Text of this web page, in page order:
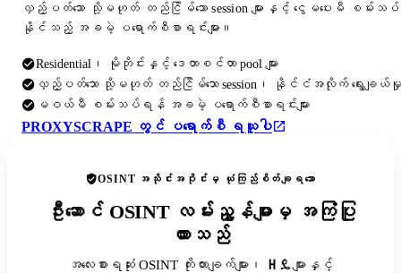
လှည့်ပတ်သော သို့မဟုတ် တည်ငြိမ်သော session များနှင့် ငွေမပေးမီ စမ်းသပ်
နိုင်သည့် အခမဲ့ ပရောက်စီစာရင်းများ။
Residential၊ မိုဘိုင်းနှင့် ဒေတာစင်တာ pool များ
လှည့်ပတ်သော သို့မဟုတ် တည်ငြိမ်သော session၊ နိုင်ငံအလိုက် ရွေးချယ်မှု
မဝယ်မီ စမ်းသပ်ရန် အခမဲ့ ပရောက်စီစာရင်းများ
PROXYSCRAPE တွင် ပရောက်စီ ရယူပါ
OSINT အသိုင်းအဝိုင်းမှ ယုံကြည်စိတ်ချရသော
ဦးဆောင် OSINT လမ်းညွှန်များမှ အကြံပြု
ထားသည်
အလေးစားရဆုံး OSINT ကိုးကားချက်များ၊ ዘዴများနှင့်